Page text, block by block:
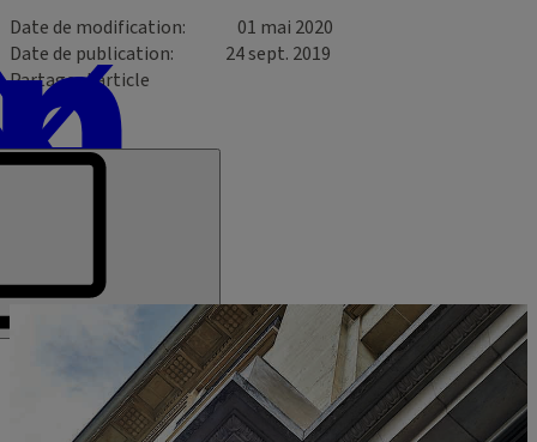
Date de modification
01 mai 2020
Date de publication
24 sept. 2019
Partager l’article